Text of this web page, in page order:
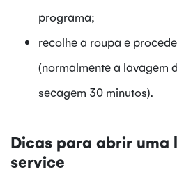
programa;
recolhe a roupa e
(normalmente a lavagem
secagem 30 minutos).
Dicas para abrir
service